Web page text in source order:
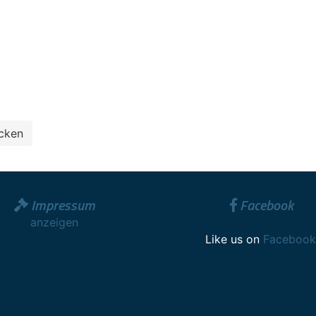
Impressum
anzeigen
Facebook
Like us on Facebook